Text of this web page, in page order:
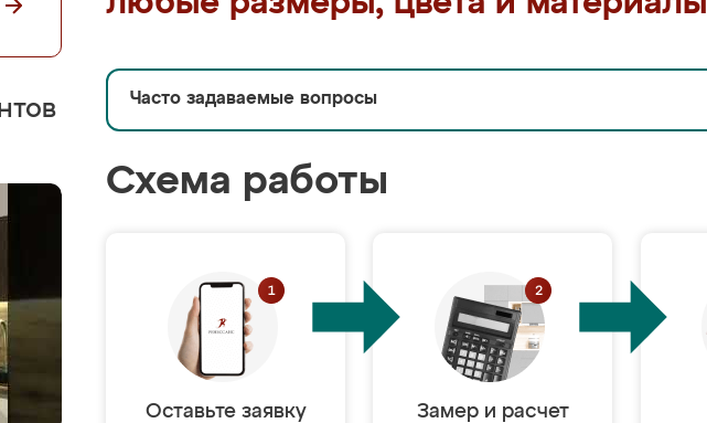
Часто задаваемые вопросы
Схема работы
Оставьте заявку Замер и расчет